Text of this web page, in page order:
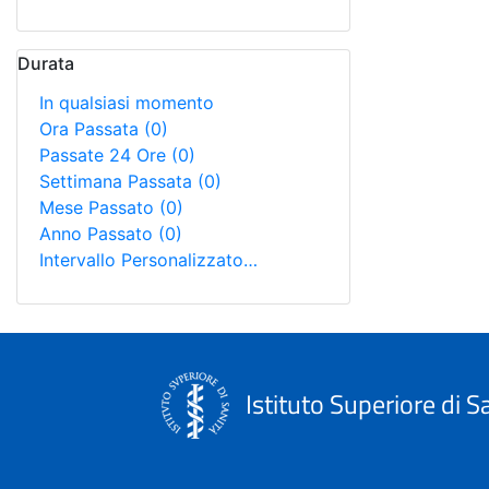
Durata
In qualsiasi momento
Ora Passata (0)
Passate 24 Ore (0)
Settimana Passata (0)
Mese Passato (0)
Anno Passato (0)
Intervallo Personalizzato…
Istituto Superiore di